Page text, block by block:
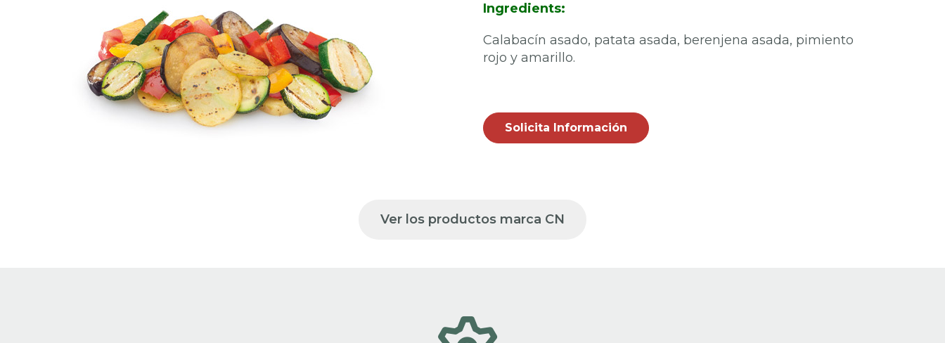
Ingredients:
Calabacín asado, patata asada, berenjena asada, pimiento
rojo y amarillo.
Solicita Información
Ver los productos marca CN